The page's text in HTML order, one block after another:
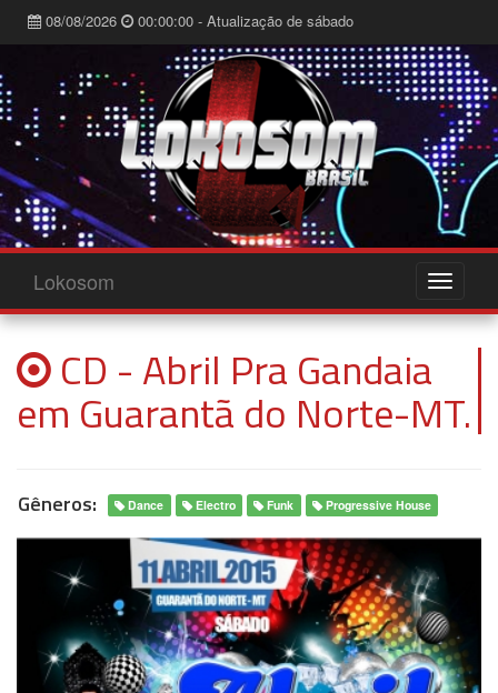
08/08/2026 00:00:00 - Atualização de sábado
Lokosom
CD - Abril Pra Gandaia
em Guarantã do Norte-MT.
Gêneros: Dance Electro Funk Progressive House